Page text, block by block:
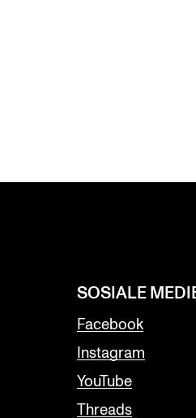
SOSIALE
Facebook
Instagram
YouTube
Threads